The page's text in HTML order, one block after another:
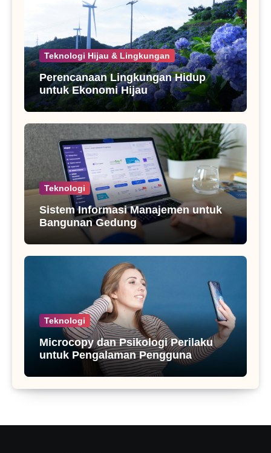
Teknologi Hijau & Lingkungan
Perencanaan Lingkungan Hidup
untuk Ekonomi Hijau
Teknologi
Sistem Informasi Manajemen untuk
Bangunan Gedung
Teknologi
Microcopy dan Psikologi Perilaku
untuk Pengalaman Pengguna